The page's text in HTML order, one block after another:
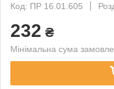
Код: ПР 16.01.605
232 ₴
Мінімальна сума